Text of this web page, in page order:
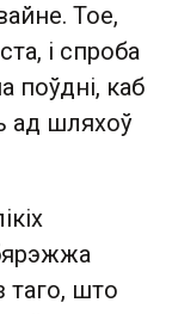
Тое,
і спроба
поўдні, каб
ад шляхоў
таго, што